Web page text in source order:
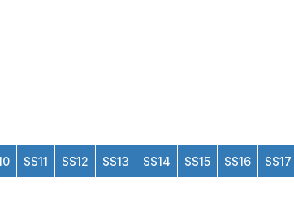
SS11 SS12 SS13 SS14 SS15 SS16 SS17